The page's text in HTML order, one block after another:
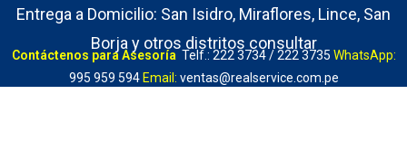
Entrega a Domicilio: San Isidro, Miraflores, Lince, San
Borja y otros distritos consultar
Contáctenos para Asesoría Telf.: 222 3734 / 222 3735 WhatsApp:
995 959 594 Email: ventas@realservice.com.pe